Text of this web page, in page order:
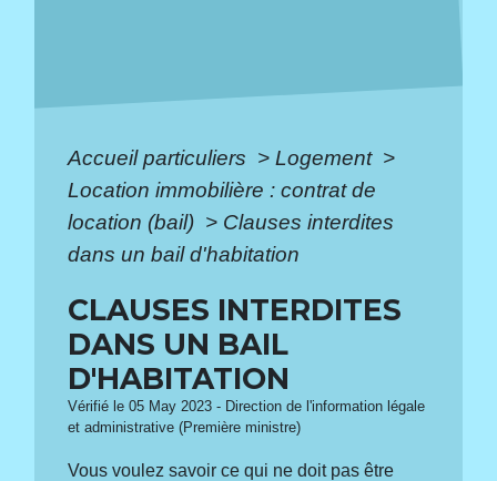
Accueil particuliers > Logement >
Location immobilière : contrat de
location (bail) > Clauses interdites
dans un bail d'habitation
CLAUSES INTERDITES
DANS UN BAIL
D'HABITATION
Vérifié le 05 May 2023 - Direction de l'information légale
et administrative (Première ministre)
Vous voulez savoir ce qui ne doit pas être